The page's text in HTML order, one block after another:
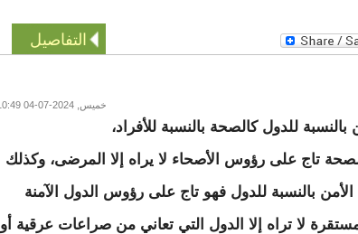
التفاصيل
خميس, 2024-07-04 10:49
بالنسبة للدول كالصحة بالنسبة للأفراد،
تاج على رؤوس الأصحاء لا يراه إلا المرضى، وكذلك
الأمن بالنسبة للدول فهو تاج على رؤوس الدول الآمنة
لا تراه إلا الدول التي تعاني من صراعات عرقية أو